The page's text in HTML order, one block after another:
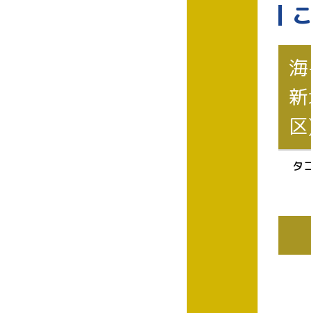
タ